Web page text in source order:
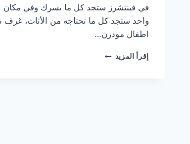
في فينتشرز ستجد كل ما يسرك وفي مكان
واحد ستجد كل ما تحتاجه من الأثاث، غرف
اطفال مودرن…
إقرأ المزيد غرف